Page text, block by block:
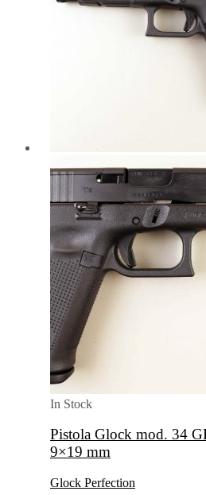
In Stock
Pistola Glock mod. 34
9×19 mm
Glock Perfection